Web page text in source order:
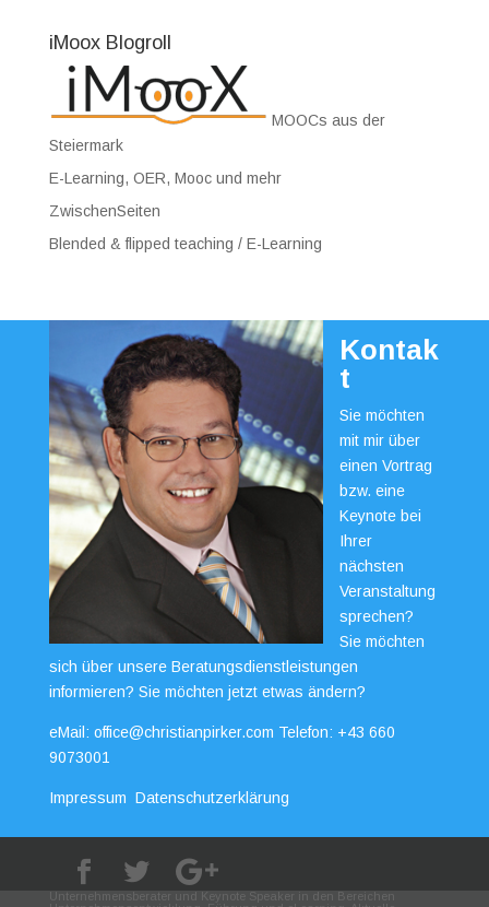
iMoox Blogroll
MOOCs aus der
Steiermark
E-Learning, OER, Mooc und mehr
ZwischenSeiten
Blended & flipped teaching / E-Learning
Kontak
t
Sie möchten
mit mir über
einen Vortrag
bzw. eine
Keynote bei
Ihrer
nächsten
Veranstaltung
sprechen?
Sie möchten
sich über unsere Beratungsdienstleistungen
informieren? Sie möchten jetzt etwas ändern?
eMail: office@christianpirker.com Telefon: +43 660
9073001
Impressum Datenschutzerklärung
Unternehmensberater und Keynote Speaker in den Bereichen